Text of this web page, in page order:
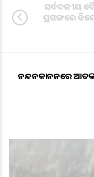
ସର୍ବଦଳୀୟ
ପ୍ରସଙ୍ଗରେ
ନନ୍ଦନକାନନରେ